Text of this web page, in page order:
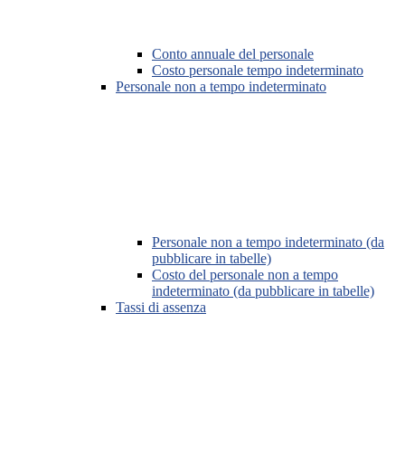
Conto annuale del personale
Costo personale tempo indeterminato
Personale non a tempo indeterminato
Personale non a tempo indeterminato (da
pubblicare in tabelle)
Costo del personale non a tempo
indeterminato (da pubblicare in tabelle)
Tassi di assenza